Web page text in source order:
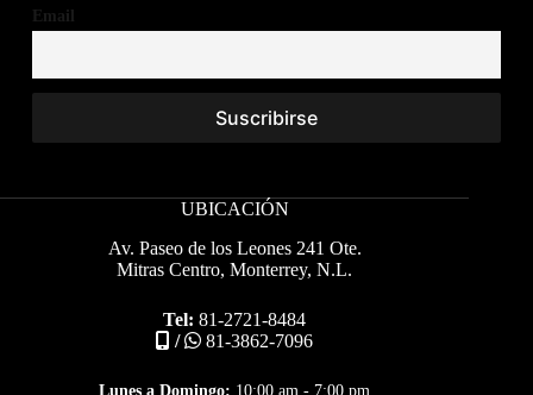
Email
UBICACIÓN
Av. Paseo de los Leones 241 Ote.
Mitras Centro, Monterrey, N.L.
Tel: 81-2721-8484
/
81-3862-7096
Lunes a Domingo: 10:00 am - 7:00 pm